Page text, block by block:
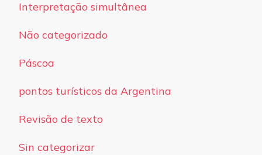
Interpretação simultânea
Não categorizado
Páscoa
pontos turísticos da Argentina
Revisão de texto
Sin categorizar